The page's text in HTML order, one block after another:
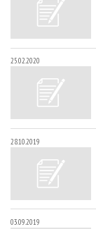
25.02.2020
28.10.2019
03.09.2019